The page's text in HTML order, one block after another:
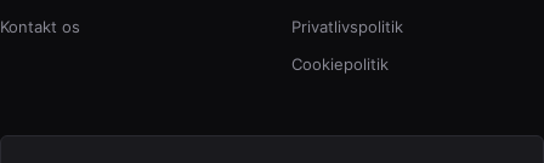
Kontakt os
Privatlivspolitik
Cookiepolitik